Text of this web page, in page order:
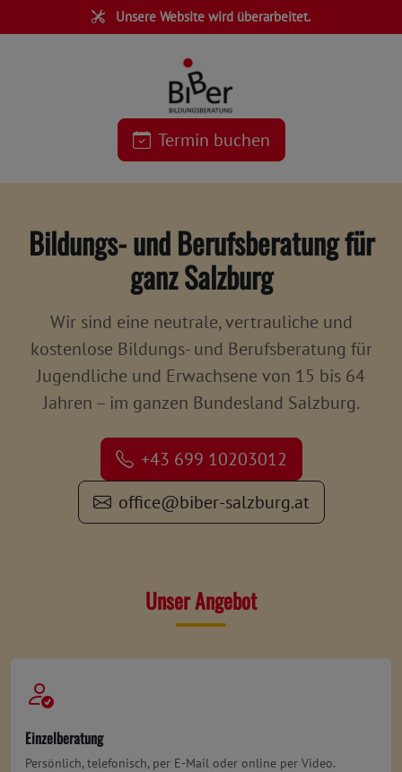
Unsere Website wird überarbeitet.
Termin buchen
Bildungs- und Berufsberatung für
ganz Salzburg
Wir sind eine neutrale, vertrauliche und
kostenlose Bildungs- und Berufsberatung für
Jugendliche und Erwachsene von 15 bis 64
Jahren – im ganzen Bundesland Salzburg.
+43 699 10203012
office@biber-salzburg.at
Unser Angebot
Einzelberatung
Persönlich, telefonisch, per E-Mail oder online per Video.